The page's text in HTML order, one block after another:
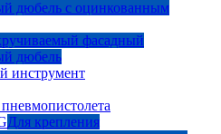
дюбель с оцинкованным
фасадный
дюбель
инструмент
Для крепления